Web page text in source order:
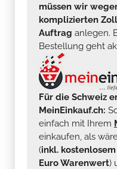
müssen wir
komplizierten
Auftrag anlegen.
Bestellung geht
Für die Schweiz
MeinEinkauf.ch:
einfach mit Ihrem
einkaufen, als
(inkl.
Euro Warenwert)